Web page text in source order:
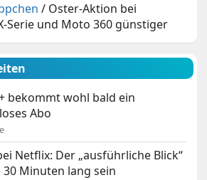
/ Oster-Aktion bei
Serie und Moto 360 günstiger
bekommt wohl bald ein
Abo
Netflix: Der „ausführliche Blick“
Minuten lang sein